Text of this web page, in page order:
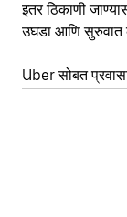
इतर‍ ठिकाणी
उघडा आणि सुरुवात
Uber सोबत